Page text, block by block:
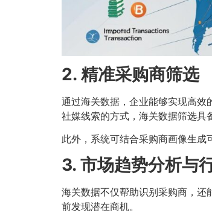
2. 精准采购商筛选
通过海关数据，企业能够实现高效
社媒线索的方式，海关数据筛选具
此外，系统可结合采购商画像生成
3. 市场趋势分析与
海关数据不仅帮助识别采购商，还
前发现潜在商机。